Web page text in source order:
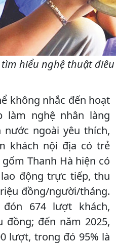
hiểu nghệ thuật
không nhắc đến hoạt
làm nghệ nhân làng
ngoài yêu thích,
khách nội địa có trẻ
Thanh Hà hiện có
động trực tiếp, thu
đồng/người/tháng.
674 lượt khách,
đến năm 2025,
lượt, trong đó 95% là